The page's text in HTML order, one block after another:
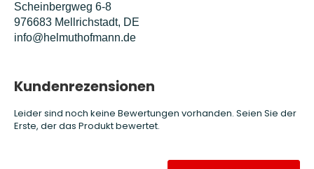
Scheinbergweg 6-8
976683 Mellrichstadt, DE
info@helmuthofmann.de
Kundenrezensionen
Leider sind noch keine Bewertungen vorhanden. Seien Sie der
Erste, der das Produkt bewertet.